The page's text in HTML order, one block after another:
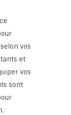
vos
et
vos
sont